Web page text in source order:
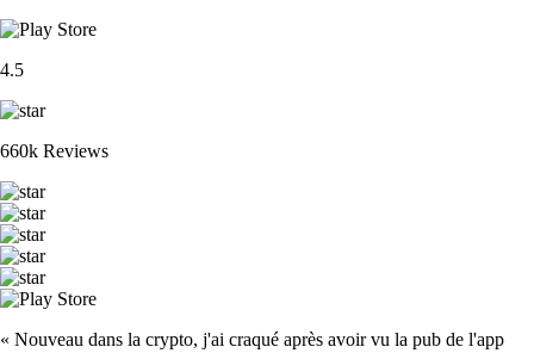
4.5
660k Reviews
« Nouveau dans la crypto, j'ai craqué après avoir vu la pub de l'app